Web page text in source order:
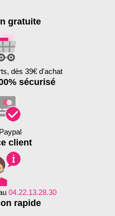
gratuite
dès 39€ d'achat
sécurisé
client
04.22.13.28.30
rapide